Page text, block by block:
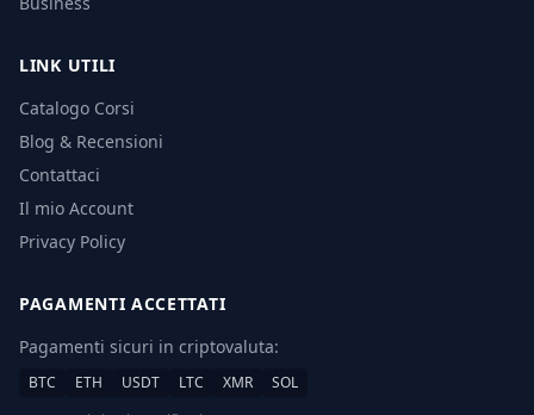
LINK UTILI
Catalogo Corsi
Blog & Recensioni
Contattaci
Il mio Account
Privacy Policy
PAGAMENTI ACCETTATI
Pagamenti sicuri in criptovaluta:
BTC ETH USDT LTC XMR
SOL